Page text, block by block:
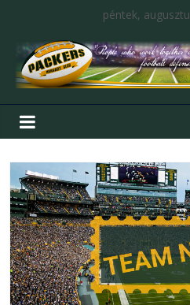
péntek,